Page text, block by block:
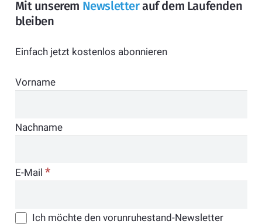
Mit unserem Newsletterauf dem Laufenden
bleiben
Einfach jetzt kostenlos abonnieren
Vorname
Nachname
E-Mail *
Ich möchte den vorunruhestand-Newsletter